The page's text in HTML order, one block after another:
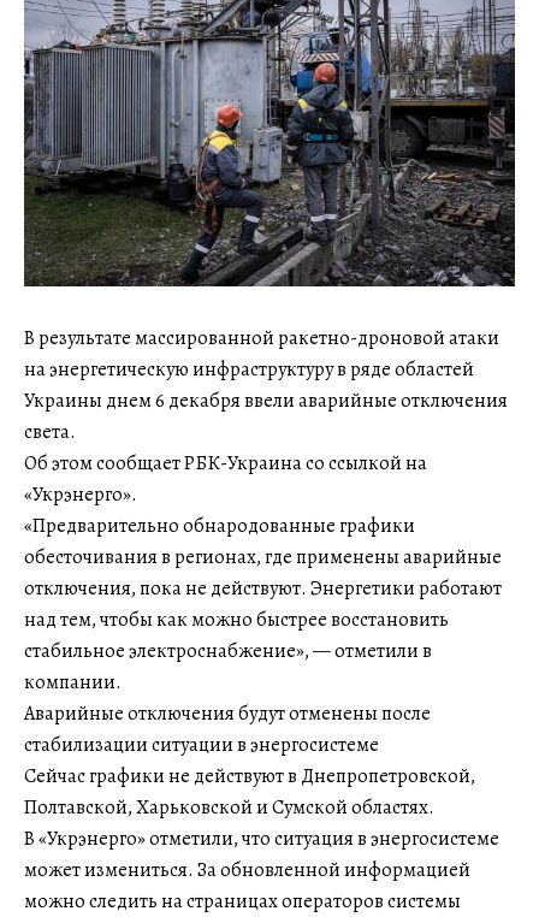
В результате массированной ракетно-дроновой атаки
на энергетическую инфраструктуру в ряде областей
Украины днем 6 декабря ввели аварийные отключения
света.
Об этом сообщает РБК-Украина со ссылкой на
«Укрэнерго».
«Предварительно обнародованные графики
обесточивания в регионах, где применены аварийные
отключения, пока не действуют. Энергетики работают
над тем, чтобы как можно быстрее восстановить
стабильное электроснабжение», — отметили в
компании.
Аварийные отключения будут отменены после
стабилизации ситуации в энергосистеме
Сейчас графики не действуют в Днепропетровской,
Полтавской, Харьковской и Сумской областях.
В «Укрэнерго» отметили, что ситуация в энергосистеме
может измениться. За обновленной информацией
можно следить на страницах операторов системы